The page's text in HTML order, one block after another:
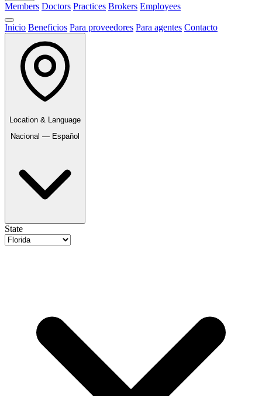
Members Doctors Practices Brokers Employees
Inicio Beneficios Para proveedores Para agentes Contacto
Location & Language
Nacional — Español
State